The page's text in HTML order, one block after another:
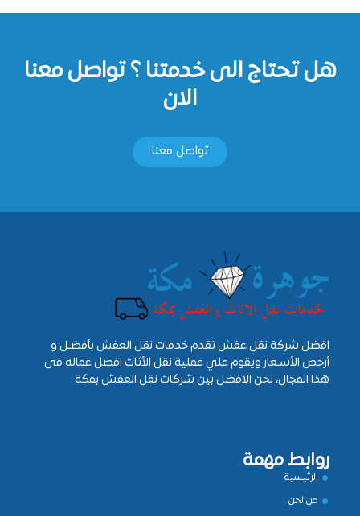
هل تحتاج الى خدمتنا ؟ تواصل معنا
الان
تواصل معنا
افضل شركة نقل عفش تقدم خدمات نقل العفش بأفضـل و
أرخص الأسـعار ويقوم علي عملية نقل الأثاث افضل عماله فى
هذا المجال، نحن الافضل بين شركات نقل العفش بمكة
روابط مهمة
الرئيسية
من نحن